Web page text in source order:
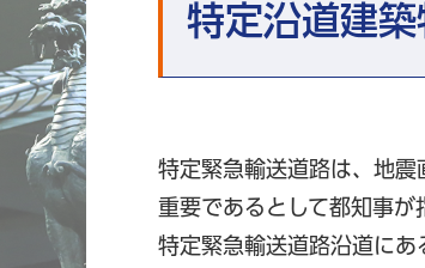
特定沿道建
特定緊急輸送道路は、地
重要であるとして都知事が
特定緊急輸送道路沿道に